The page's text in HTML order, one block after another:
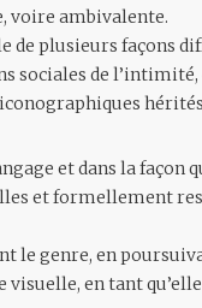
voire ambivalente.
plusieurs façons
sociales de
et dans la façon
et formellement
le genre, en
en tant